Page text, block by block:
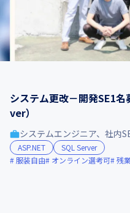
システム更改－開発SE1
ver）
システムエンジニア、社内
ASP.NET
SQL Server
服装自由
オンライン選考可 残